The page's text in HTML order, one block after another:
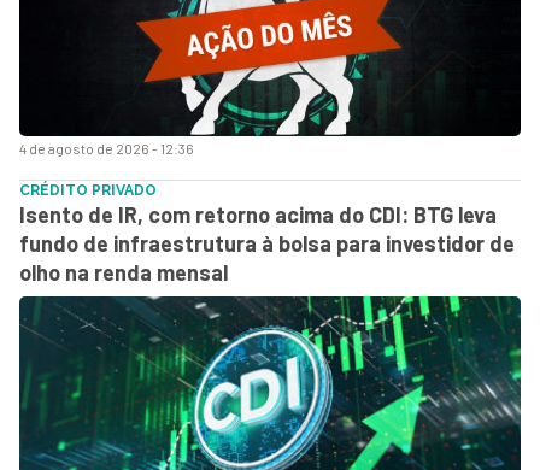
4 de agosto de 2026 - 12:36
CRÉDITO PRIVADO
Isento de IR, com retorno acima do CDI: BTG leva
fundo de infraestrutura à bolsa para investidor de
olho na renda mensal